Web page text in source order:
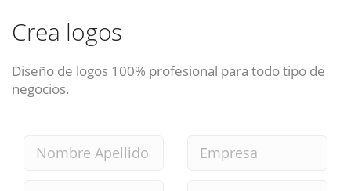
Crea logos
Diseño de logos 100% profesional para todo tipo de
negocios.